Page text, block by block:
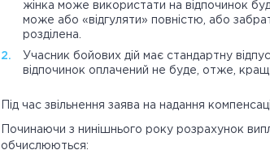
жінка може використати на відпочинок
може або «відгуляти» повністю, або
розділена.
Учасник бойових дій має стандартну
відпочинок оплачений не буде, отже,
Під час звільнення заява на надання
Починаючи з нинішнього року розрахунок
обчислюються: